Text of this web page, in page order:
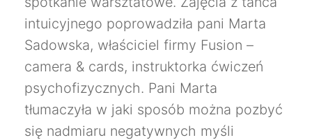
intuicyjnego poprowadziła pani Marta
Sadowska, właściciel firmy Fusion –
camera & cards, instruktorka ćwiczeń
psychofizycznych. Pani Marta
tłumaczyła w jaki sposób można pozbyć
się nadmiaru negatywnych myśli